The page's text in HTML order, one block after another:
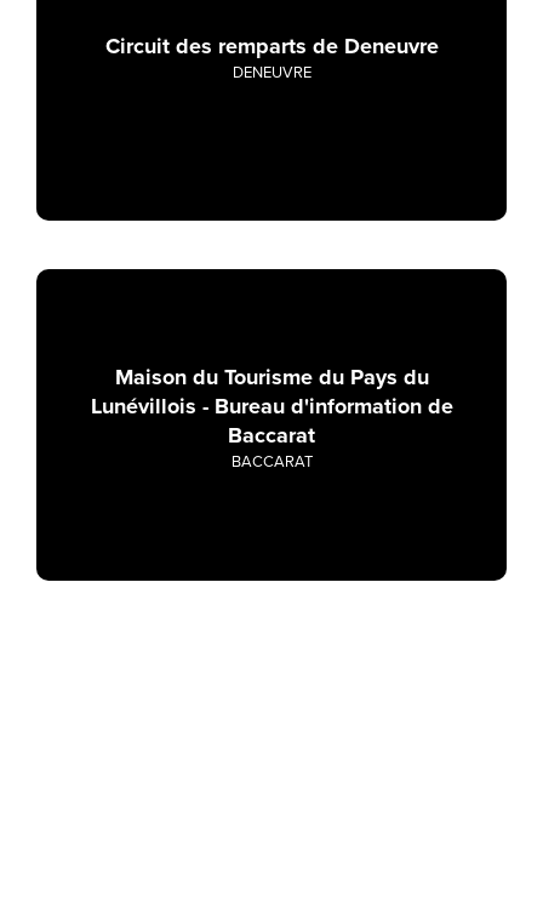
Circuit des remparts de Deneuvre
DENEUVRE
Maison du Tourisme du Pays du
Lunévillois - Bureau d'information de
Baccarat
BACCARAT